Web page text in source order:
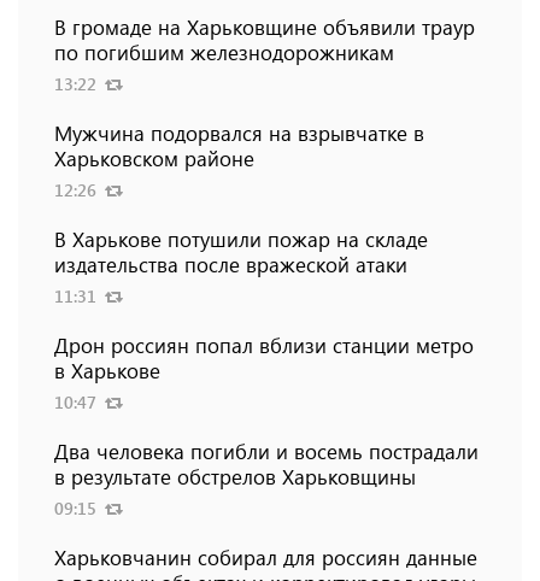
В громаде на Харьковщине объявили траур
по погибшим железнодорожникам
13:22
Мужчина подорвался на взрывчатке в
Харьковском районе
12:26
В Харькове потушили пожар на складе
издательства после вражеской атаки
11:31
Дрон россиян попал вблизи станции метро
в Харькове
10:47
Два человека погибли и восемь пострадали
в результате обстрелов Харьковщины
09:15
Харьковчанин собирал для россиян данные